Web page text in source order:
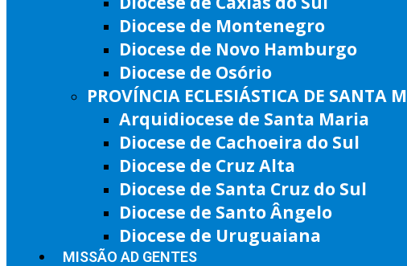
Diocese de Montenegro
Diocese de Novo Hamburgo
Diocese de Osório
PROVÍNCIA ECLESIÁSTICA DE SANTA
Arquidiocese de Santa Maria
Diocese de Cachoeira do Sul
Diocese de Cruz Alta
Diocese de Santa Cruz do Sul
Diocese de Santo Ângelo
Diocese de Uruguaiana
MISSÃO AD GENTES